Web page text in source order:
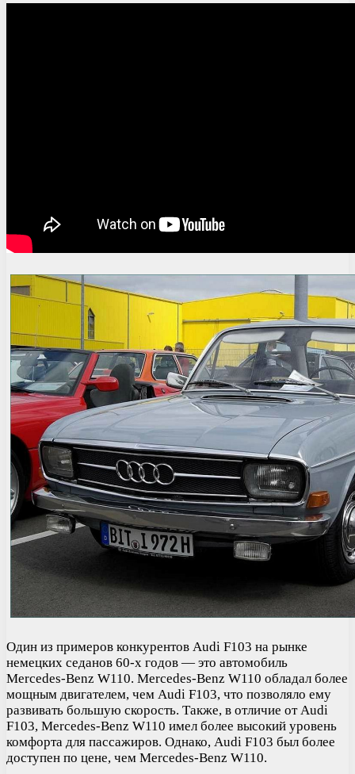
Один из примеров конкурентов Audi F103 на рынке
немецких седанов 60-х годов — это автомобиль
Mercedes-Benz W110. Mercedes-Benz W110 обладал более
мощным двигателем, чем Audi F103, что позволяло ему
развивать большую скорость. Также, в отличие от Audi
F103, Mercedes-Benz W110 имел более высокий уровень
комфорта для пассажиров. Однако, Audi F103 был более
доступен по цене, чем Mercedes-Benz W110.